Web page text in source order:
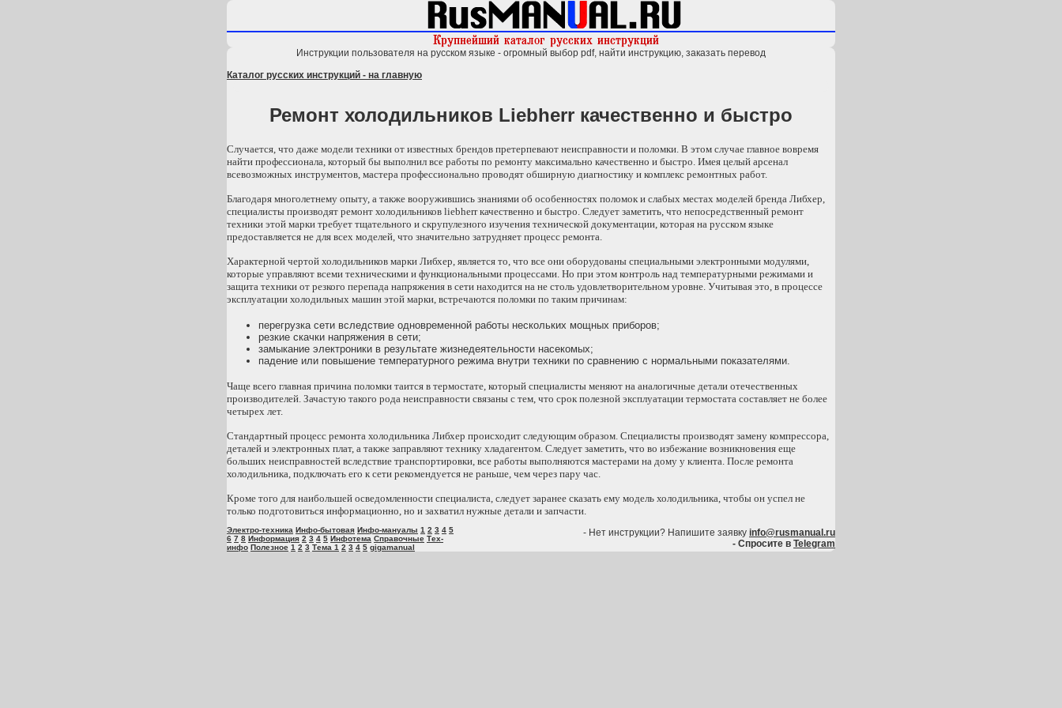
Инструкции пользователя на русском языке - огромный выбор pdf, найти инструкцию, заказать перевод
Каталог русских инструкций - на главную
Ремонт холодильников Liebherr качественно и быстро
Случается, что даже модели техники от известных брендов претерпевают неисправности и поломки. В этом случае главное вовремя
найти профессионала, который бы выполнил все работы по ремонту максимально качественно и быстро. Имея целый арсенал
всевозможных инструментов, мастера профессионально проводят обширную диагностику и комплекс ремонтных работ.
Благодаря многолетнему опыту, а также вооружившись знаниями об особенностях поломок и слабых местах моделей бренда Либхер,
специалисты производят ремонт холодильников liebherr качественно и быстро. Следует заметить, что непосредственный ремонт
техники этой марки требует тщательного и скрупулезного изучения технической документации, которая на русском языке
предоставляется не для всех моделей, что значительно затрудняет процесс ремонта.
Характерной чертой холодильников марки Либхер, является то, что все они оборудованы специальными электронными модулями,
которые управляют всеми техническими и функциональными процессами. Но при этом контроль над температурными режимами и
защита техники от резкого перепада напряжения в сети находится на не столь удовлетворительном уровне. Учитывая это, в процессе
эксплуатации холодильных машин этой марки, встречаются поломки по таким причинам:
перегрузка сети вследствие одновременной работы нескольких мощных приборов;
резкие скачки напряжения в сети;
замыкание электроники в результате жизнедеятельности насекомых;
падение или повышение температурного режима внутри техники по сравнению с нормальными показателями.
Чаще всего главная причина поломки таится в термостате, который специалисты меняют на аналогичные детали отечественных
производителей. Зачастую такого рода неисправности связаны с тем, что срок полезной эксплуатации термостата составляет не более
четырех лет.
Стандартный процесс ремонта холодильника Либхер происходит следующим образом. Специалисты производят замену компрессора,
деталей и электронных плат, а также заправляют технику хладагентом. Следует заметить, что во избежание возникновения еще
больших неисправностей вследствие транспортировки, все работы выполняются мастерами на дому у клиента. После ремонта
холодильника, подключать его к сети рекомендуется не раньше, чем через пару час.
Кроме того для наибольшей осведомленности специалиста, следует заранее сказать ему модель холодильника, чтобы он успел не
только подготовиться информационно, но и захватил нужные детали и запчасти.
Электро-техника Инфо-бытовая Инфо-мануалы 1 2 3 4 5
6 7 8 Информация 2 3 4 5 Инфотема Справочные Тех-
инфо Полезное 1 2 3 Тема 1 2 3 4 5 gigamanual
- Нет инструкции? Напишите заявку info@rusmanual.ru
- Спросите в Telegram